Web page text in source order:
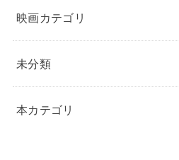
映画カテゴリ
未分類
本カテゴリ